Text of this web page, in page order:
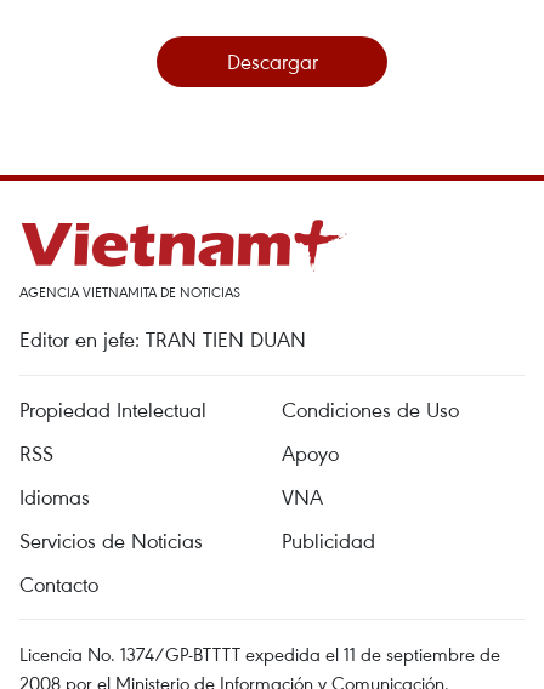
Descargar
AGENCIA VIETNAMITA DE NOTICIAS
Editor en jefe: TRAN TIEN DUAN
Propiedad Intelectual
Condiciones de Uso
RSS
Apoyo
Idiomas
VNA
Servicios de Noticias
Publicidad
Contacto
Licencia No. 1374/GP-BTTTT expedida el 11 de septiembre de
2008 por el Ministerio de Información y Comunicación.